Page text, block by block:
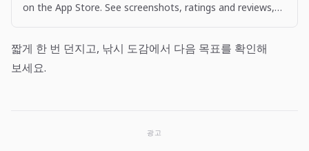
on the App Store. See screenshots, ratings and reviews,
짧게 한 번 던지고, 낚시 도감에서 다음 목표를 확인해
보세요.
광고